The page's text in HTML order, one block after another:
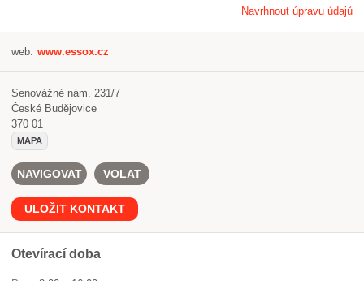
Navrhnout úpravu údajů
web: www.essox.cz
Senovážné nám. 231/7
České Budějovice
370 01
MAPA
NAVIGOVAT VOLAT
ULOŽIT KONTAKT
Otevírací doba